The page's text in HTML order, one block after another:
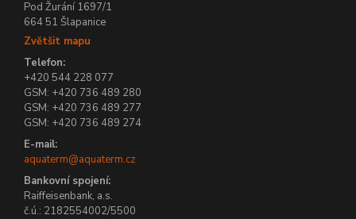
Pod Žurání 1697/1
664 51 Šlapanice
Zvětšit mapu
Telefon:
+420 544 228 077
GSM: +420 736 489 280
GSM: +420 736 489 277
GSM: +420 736 489 274
E-mail:
aquaterm@aquaterm.cz
Bankovní spojení:
Raiffeisenbank, a.s.
č.ú.: 2182554002/5500